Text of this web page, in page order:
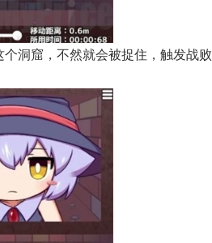
洞窟，不然就会被捉住，触发战败